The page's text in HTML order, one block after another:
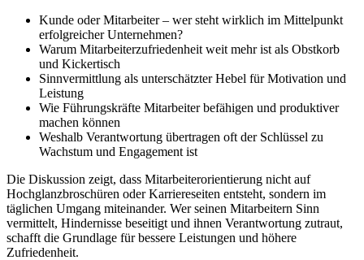
Kunde oder Mitarbeiter – wer steht wirklich im Mittelpunkt
erfolgreicher Unternehmen?
Warum Mitarbeiterzufriedenheit weit mehr ist als Obstkorb
und Kickertisch
Sinnvermittlung als unterschätzter Hebel für Motivation und
Leistung
Wie Führungskräfte Mitarbeiter befähigen und produktiver
machen können
Weshalb Verantwortung übertragen oft der Schlüssel zu
Wachstum und Engagement ist
Die Diskussion zeigt, dass Mitarbeiterorientierung nicht auf
Hochglanzbroschüren oder Karriereseiten entsteht, sondern im
täglichen Umgang miteinander. Wer seinen Mitarbeitern Sinn
vermittelt, Hindernisse beseitigt und ihnen Verantwortung zutraut,
schafft die Grundlage für bessere Leistungen und höhere
Zufriedenheit.